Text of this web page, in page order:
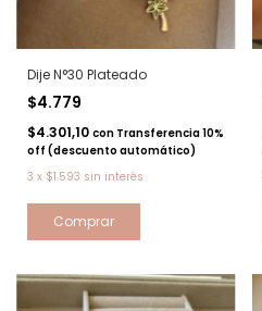
Dije N°30 Plateado
$4.779
$4.301,10 con Transferencia 10%
off (descuento automático)
3 x $1.593 sin interés